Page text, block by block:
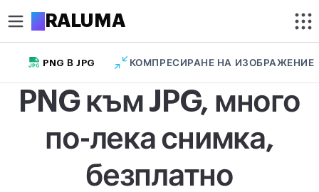
ARALUMA
Изрязване на изображение
Изрязване на снимка в кръг
ОПТИМИЗИРАНЕ
Компресиране на изображение
PNG В JPG КОМПРЕСИРАНЕ НА ИЗОБРАЖЕНИЕ
PNG към JPG, много
по-лека снимка,
безплатно